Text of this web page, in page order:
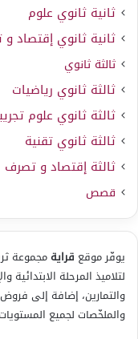
ثانية ثانوي علوم
ثانية ثانوي إقتصاد
ثالثة ثانوي
ثالثة ثانوي رياضيات
ثالثة ثانوي علوم
ثالثة ثانوي تقنية
ثالثة إقتصاد و تصرف
قصص
يوفّر موقع قرايةمجموعة
لتلاميذ المرحلة الابتدائية
والتمارين، إضافة إلى
والملخّصات لجميع